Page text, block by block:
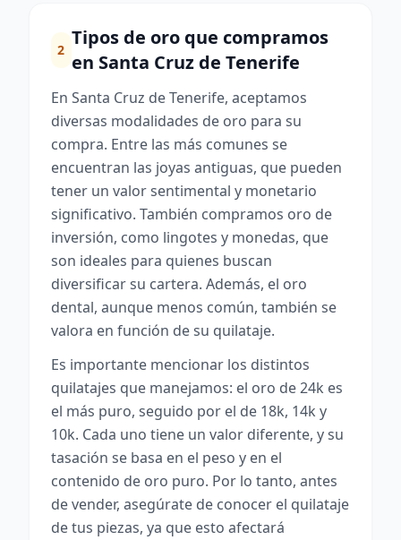
2
Tipos de oro que compramos
en Santa Cruz de Tenerife
En Santa Cruz de Tenerife, aceptamos
diversas modalidades de oro para su
compra. Entre las más comunes se
encuentran las joyas antiguas, que pueden
tener un valor sentimental y monetario
significativo. También compramos oro de
inversión, como lingotes y monedas, que
son ideales para quienes buscan
diversificar su cartera. Además, el oro
dental, aunque menos común, también se
valora en función de su quilataje.
Es importante mencionar los distintos
quilatajes que manejamos: el oro de 24k es
el más puro, seguido por el de 18k, 14k y
10k. Cada uno tiene un valor diferente, y su
tasación se basa en el peso y en el
contenido de oro puro. Por lo tanto, antes
de vender, asegúrate de conocer el quilataje
de tus piezas, ya que esto afectará